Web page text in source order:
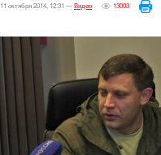
11 октября 2014, 12:31 —Видео 13003